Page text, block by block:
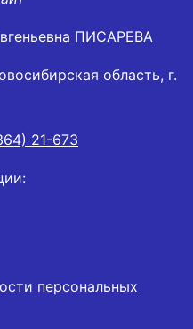
ПИСАРЕВА
область, г.
21-673
персональных